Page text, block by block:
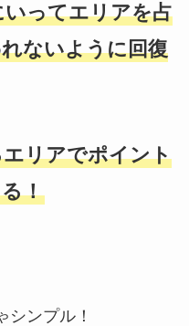
ってエリアを占
ないように回復
リアでポイント
！
シンプル！